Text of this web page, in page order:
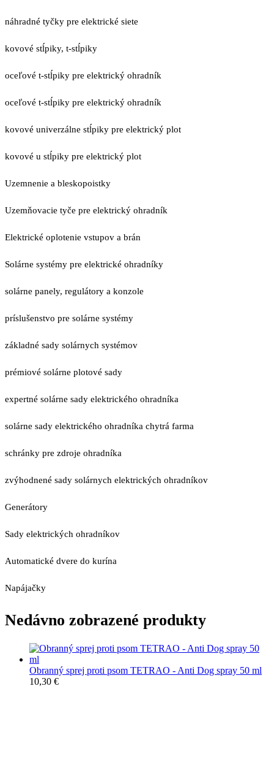
náhradné tyčky pre elektrické siete
kovové stĺpiky, t-stĺpiky
oceľové t-stĺpiky pre elektrický ohradník
oceľové t-stĺpiky pre elektrický ohradník
kovové univerzálne stĺpiky pre elektrický plot
kovové u stĺpiky pre elektrický plot
Uzemnenie a bleskopoistky
Uzemňovacie tyče pre elektrický ohradník
Elektrické oplotenie vstupov a brán
Solárne systémy pre elektrické ohradníky
solárne panely, regulátory a konzole
príslušenstvo pre solárne systémy
základné sady solárnych systémov
prémiové solárne plotové sady
expertné solárne sady elektrického ohradníka
solárne sady elektrického ohradníka chytrá farma
schránky pre zdroje ohradníka
zvýhodnené sady solárnych elektrických ohradníkov
Generátory
Sady elektrických ohradníkov
Automatické dvere do kurína
Napájačky
Nedávno zobrazené produkty
Obranný sprej proti psom TETRAO - Anti Dog spray 50 ml
10,30 €